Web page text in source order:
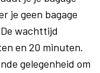
je geen bagage
wachttijd
en 20 minuten.
gelegenheid om